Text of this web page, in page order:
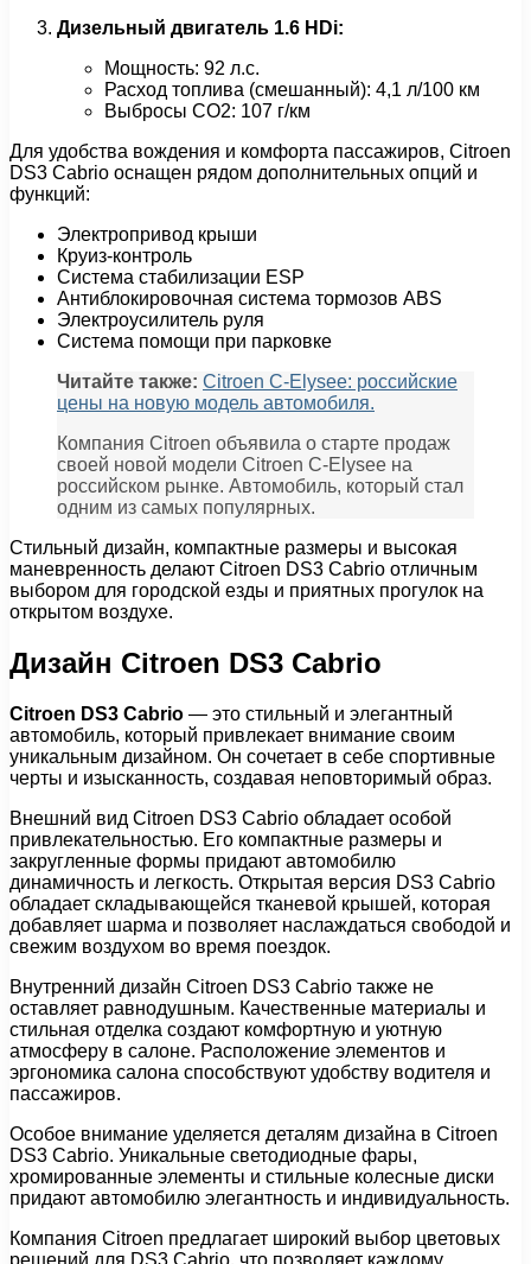
Дизельный двигатель 1.6 HDi:
Мощность: 92 л.с.
Расход топлива (смешанный): 4,1 л/100 км
Выбросы CO2: 107 г/км
Для удобства вождения и комфорта пассажиров, Citroen
DS3 Cabrio оснащен рядом дополнительных опций и
функций:
Электропривод крыши
Круиз-контроль
Система стабилизации ESP
Антиблокировочная система тормозов ABS
Электроусилитель руля
Система помощи при парковке
Читайте также: Citroen C-Elysee: российские
цены на новую модель автомобиля.
Компания Citroen объявила о старте продаж
своей новой модели Citroen C-Elysee на
российском рынке. Автомобиль, который стал
одним из самых популярных.
Стильный дизайн, компактные размеры и высокая
маневренность делают Citroen DS3 Cabrio отличным
выбором для городской езды и приятных прогулок на
открытом воздухе.
Дизайн Citroen DS3 Cabrio
Citroen DS3 Cabrio — это стильный и элегантный
автомобиль, который привлекает внимание своим
уникальным дизайном. Он сочетает в себе спортивные
черты и изысканность, создавая неповторимый образ.
Внешний вид Citroen DS3 Cabrio обладает особой
привлекательностью. Его компактные размеры и
закругленные формы придают автомобилю
динамичность и легкость. Открытая версия DS3 Cabrio
обладает складывающейся тканевой крышей, которая
добавляет шарма и позволяет наслаждаться свободой и
свежим воздухом во время поездок.
Внутренний дизайн Citroen DS3 Cabrio также не
оставляет равнодушным. Качественные материалы и
стильная отделка создают комфортную и уютную
атмосферу в салоне. Расположение элементов и
эргономика салона способствуют удобству водителя и
пассажиров.
Особое внимание уделяется деталям дизайна в Citroen
DS3 Cabrio. Уникальные светодиодные фары,
хромированные элементы и стильные колесные диски
придают автомобилю элегантность и индивидуальность.
Компания Citroen предлагает широкий выбор цветовых
решений для DS3 Cabrio, что позволяет каждому